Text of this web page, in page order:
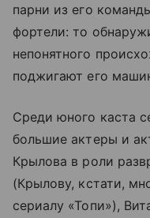
парни из его
фортели: то
непонятного
поджигают его
Среди юного каста
большие актеры и
Крылова в роли
(Крылову, кстати,
сериалу «Топи»),